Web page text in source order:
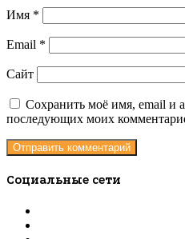
Имя *
Email *
Сайт
Сохранить моё имя, email и
последующих моих
Социальные сети